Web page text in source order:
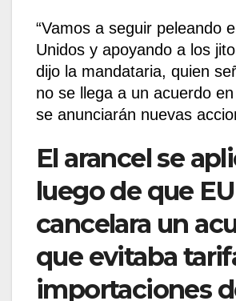
“Vamos a seguir peleando
Unidos y apoyando a los
dijo la mandataria, quien
no se llega a un acuerdo
se anunciarán nuevas
El arancel se
luego de que EU
cancelara un
que evitaba
importaciones